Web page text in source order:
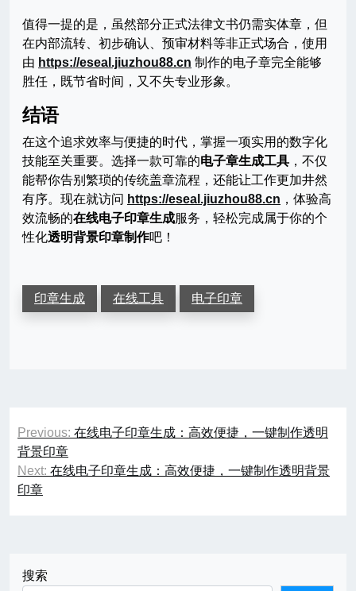
值得一提的是，虽然部分正式法律文书仍需实体章，但
在内部流转、初步确认、预审材料等非正式场合，使用
由 https://eseal.jiuzhou88.cn 制作的电子章完全能够
胜任，既节省时间，又不失专业形象。
结语
在这个追求效率与便捷的时代，掌握一项实用的数字化
技能至关重要。选择一款可靠的电子章生成工具 ，不仅
能帮你告别繁琐的传统盖章流程，还能让工作更加井然
有序。现在就访问 https://eseal.jiuzhou88.cn ，体验高
效流畅的在线电子印章生成服务，轻松完成属于你的个
性化透明背景印章制作吧！
印章生成 在线工具 电子印章
文
章
导
Previous: 在线电子印章生成：高效便捷，一键制作透明
背景印章
Next: 在线电子印章生成：高效便捷，一键制作透明背景
印章
搜索